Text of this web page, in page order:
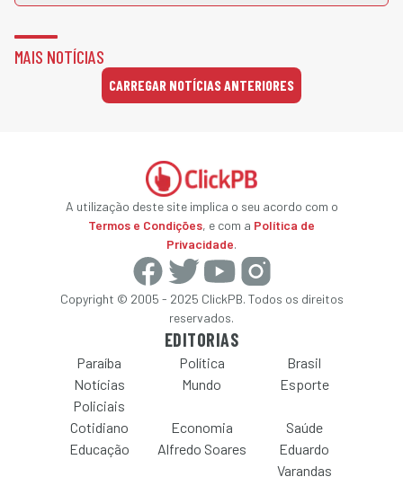
MAIS NOTÍCIAS
CARREGAR NOTÍCIAS ANTERIORES
A utilização deste site implica o seu acordo com o
Termos e Condições, e com a Política de
Privacidade.
Copyright © 2005 - 2025 ClickPB. Todos os direitos
reservados.
EDITORIAS
Paraíba Política
Brasil
Notícias
Policiais
Mundo Esporte
Cotidiano Economia
Saúde
Educação
Alfredo Soares
Eduardo
Varandas